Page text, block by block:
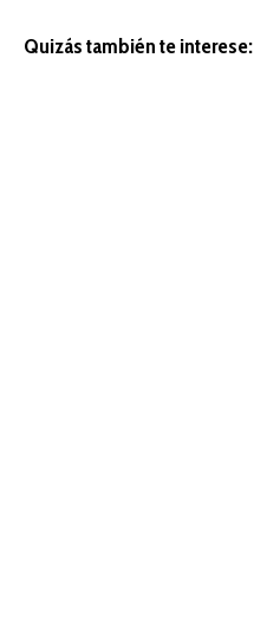
Quizás también te interese: